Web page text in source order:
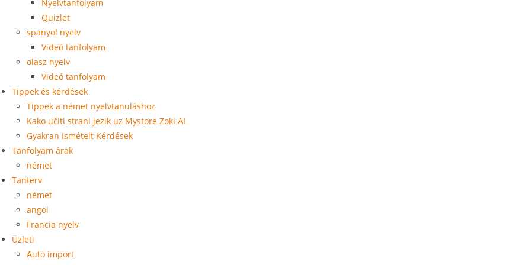
Nyelvtanfolyam
Quizlet
spanyol nyelv
Videó tanfolyam
olasz nyelv
Videó tanfolyam
Tippek és kérdések
Tippek a német nyelvtanuláshoz
Kako učiti strani jezik uz Mystore Zoki AI
Gyakran Ismételt Kérdések
Tanfolyam árak
német
Tanterv
német
angol
Francia nyelv
Üzleti
Autó import